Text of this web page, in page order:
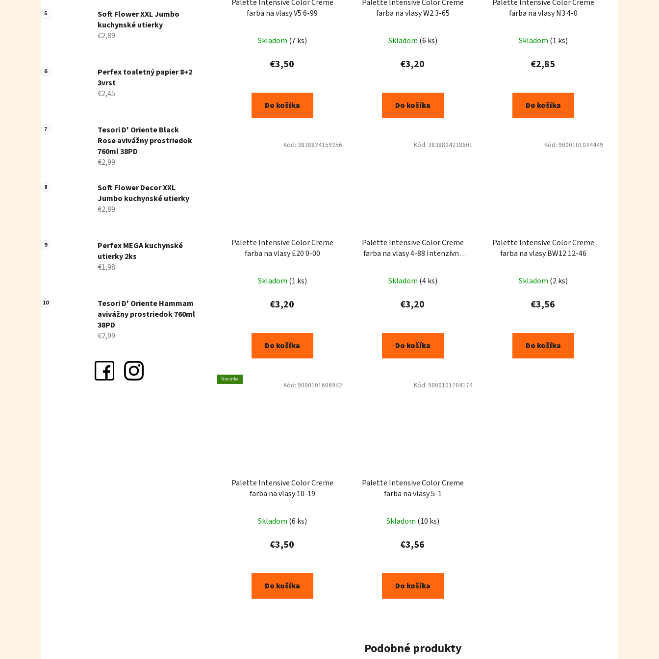
Soft Flower XXL Jumbo
kuchynské utierky
€2,89
Perfex toaletný papier 8+2
3vrst
€2,45
Tesori D' Oriente Black
Rose avivážny prostriedok
760ml 38PD
€2,99
Soft Flower Decor XXL
Jumbo kuchynské utierky
€2,89
Perfex MEGA kuchynské
utierky 2ks
€1,98
Tesori D' Oriente Hammam
avivážny prostriedok 760ml
38PD
€2,99
Palette Intensive Color Creme
farba na vlasy V5 6-99
Skladom (7 ks)
€3,50
Do košíka
Palette Intensive Color Creme
farba na vlasy W2 3-65
Skladom (6 ks)
€3,20
Do košíka
Palette Intensive Color Creme
farba na vlasy N3 4-0
Skladom (1 ks)
€2,85
Do košíka
Palette Intensive Color Creme
farba na vlasy E20 0-00
Skladom (1 ks)
€3,20
Do košíka
Kód: 3838824159256
Palette Intensive Color Creme
farba na vlasy 4-88 Intenzívny
Skladom (4 ks)
€3,20
Do košíka
Kód: 3838824218601
Palette Intensive Color Creme
farba na vlasy BW12 12-46
Skladom (2 ks)
€3,56
Do košíka
Kód: 9000101024449
Novinka
Palette Intensive Color Creme
farba na vlasy 10-19
Skladom (6 ks)
€3,50
Do košíka
Kód: 9000101606942
Palette Intensive Color Creme
farba na vlasy 5-1
Skladom (10 ks)
€3,56
Do košíka
Kód: 9000101704174
Podobné produkty